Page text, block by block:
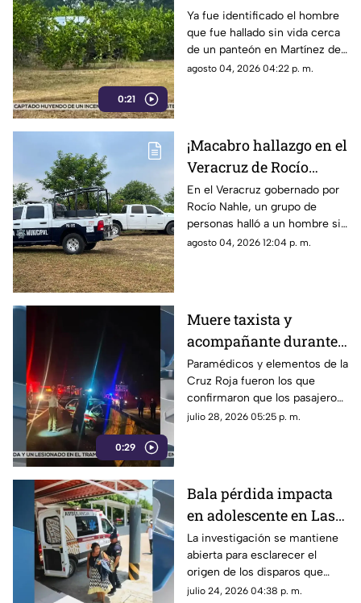
0:21
cerca de panteón en
Veracruz
Ya fue identificado el hombre
que fue hallado sin vida cerca
de un panteón en Martínez de
la Torre, Veracruz.
agosto 04, 2026 04:22 p. m.
¡Macabro hallazgo en el
Veracruz de Rocío
Nahle! Hallan a
hombre sin vida cerca
de panteón; así estaba
el cuerpo
En el Veracruz gobernado por
Rocío Nahle, un grupo de
personas halló a un hombre sin
vida cerca de un panteón en
agosto 04, 2026 12:04 p. m.
0:29
Muere taxista y
acompañante durante
aparatoso accidente
sobre libramiento en
Coatepec
Paramédicos y elementos de la
Cruz Roja fueron los que
confirmaron que los pasajeros
del taxi ya no contaban con
julio 28, 2026 05:25 p. m.
Bala pérdida impacta
en adolescente en Las
Choapas ¿cuál es su
estado de salud?
La investigación se mantiene
abierta para esclarecer el
origen de los disparos que
terminaron lesionando a una
julio 24, 2026 04:38 p. m.